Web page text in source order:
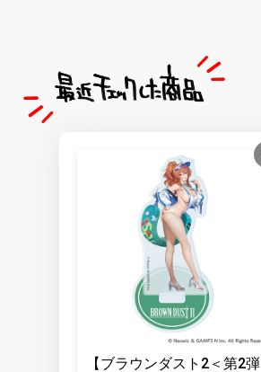
【ブラウンダスト2＜第2弾